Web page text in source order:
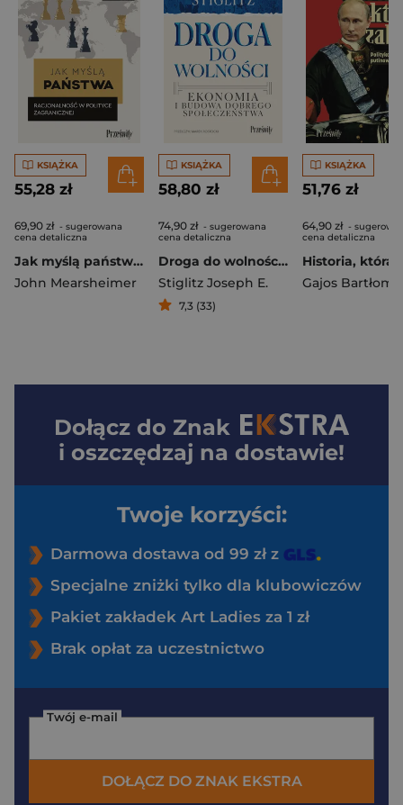
KSIĄŻKA
55,28 zł
69,90 zł - sugerowana
cena detaliczna
Jak myślą państwa. Racjonalność w polityce zagranicznej
John Mearsheimer
KSIĄŻKA
58,80 zł
74,90 zł - sugerowana
cena detaliczna
Droga do wolności. Ekonomia i budowa dobrego społeczeństwa
Stiglitz Joseph E.
7,3 (33)
KSIĄŻKA
51,76 zł
64,90 zł -
cena detaliczna
Gajos
Dołącz do Znak
i oszczędzaj na dostawie!
Twoje korzyści:
Darmowa dostawa od 99 zł z
Specjalne zniżki tylko dla klubowiczów
Pakiet zakładek Art Ladies za 1 zł
Brak opłat za uczestnictwo
Twój e-mail
DOŁĄCZ DO ZNAK EKSTRA